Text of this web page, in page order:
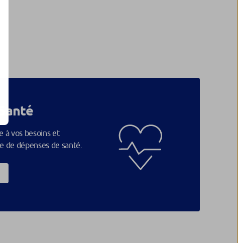
à vos besoins et
de dépenses de santé.